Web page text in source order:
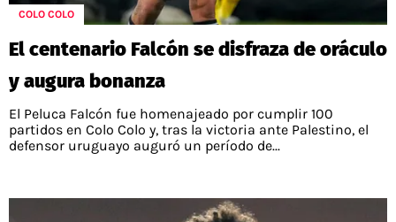
COLO COLO
El centenario Falcón se disfraza de oráculo
y augura bonanza
El Peluca Falcón fue homenajeado por cumplir 100
partidos en Colo Colo y, tras la victoria ante Palestino, el
defensor uruguayo auguró un período de...